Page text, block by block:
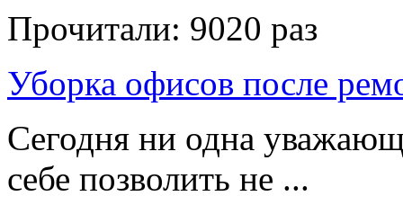
Прочитали: 9020 раз
Уборка офисов после
Сегодня ни одна
себе позволить не ...